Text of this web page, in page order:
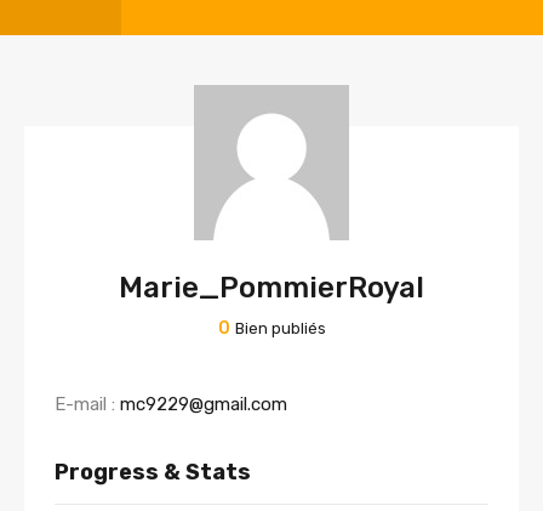
Marie_PommierRoyal
0 Bien publiés
E-mail : mc9229@gmail.com
Progress & Stats